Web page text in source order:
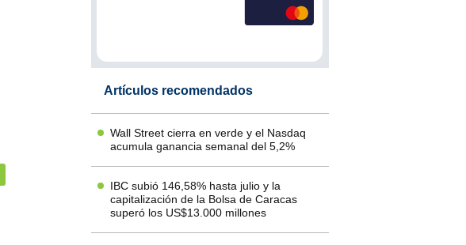
Artículos recomendados
Wall Street cierra en verde y el Nasdaq
acumula ganancia semanal del 5,2%
IBC subió 146,58% hasta julio y la
capitalización de la Bolsa de Caracas
superó los US$13.000 millones